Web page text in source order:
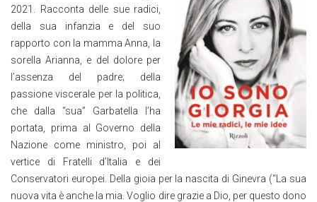
2021. Racconta delle sue radici,
della sua infanzia e del suo
rapporto con la mamma Anna, la
sorella Arianna, e del dolore per
l’assenza del padre; della
passione viscerale per la politica,
che dalla “sua” Garbatella l’ha
portata, prima al Governo della
Nazione come ministro, poi al
vertice di Fratelli d’Italia e dei
Conservatori europei. Della gioia per la nascita di Ginevra (“La sua
nuova vita è anche la mia. Voglio dire grazie a Dio, per questo dono